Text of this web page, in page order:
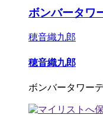
ボンバータワ
穂音織九郎
穂音織九郎
ボンバータワー